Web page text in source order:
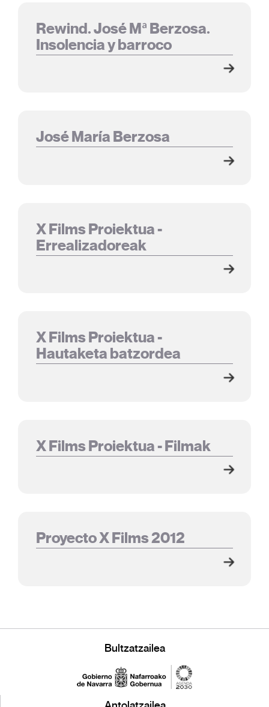
Rewind. José Mª Berzosa.
Insolencia y barroco
José María Berzosa
X Films Proiektua -
Errealizadoreak
X Films Proiektua -
Hautaketa batzordea
X Films Proiektua - Filmak
Proyecto X Films 2012
Bultzatzailea